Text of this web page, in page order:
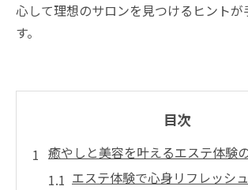
心して理想のサロンを見つけるヒントが
す。
目次
癒やしと美容を叶えるエステ体験
エステ体験で心身リフレッシ